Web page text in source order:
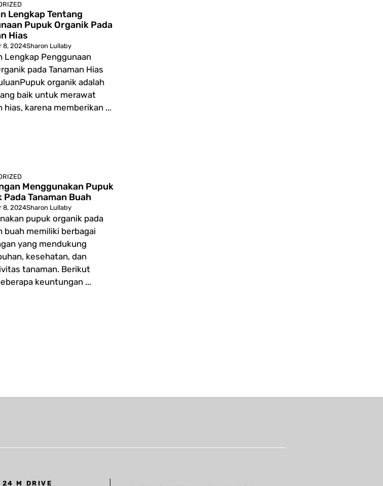
Lengkap Tentang
Pupuk Organik Pada
Hias
8, 2024Sharon Lullaby
Lengkap Penggunaan
pada Tanaman Hias
organik adalah
baik untuk merawat
hias, karena memberikan ...
Menggunakan Pupuk
Pada Tanaman Buah
8, 2024Sharon Lullaby
pupuk organik pada
buah memiliki berbagai
yang mendukung
kesehatan, dan
tanaman. Berikut
keuntungan ...
24 M DRIVE